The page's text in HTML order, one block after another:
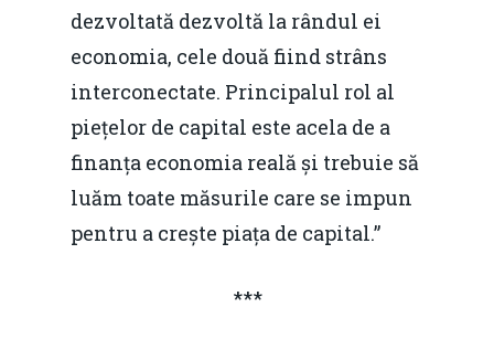
dezvoltată dezvoltă la rândul ei
economia, cele două fiind strâns
interconectate. Principalul rol al
piețelor de capital este acela de a
finanța economia reală și trebuie să
luăm toate măsurile care se impun
pentru a crește piața de capital.”
***